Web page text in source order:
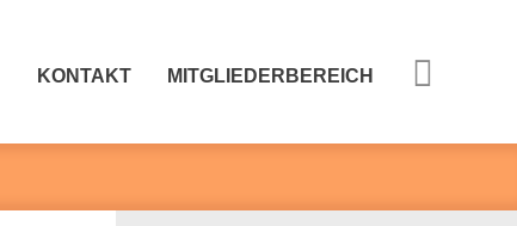
KONTAKT MITGLIEDERBEREICH